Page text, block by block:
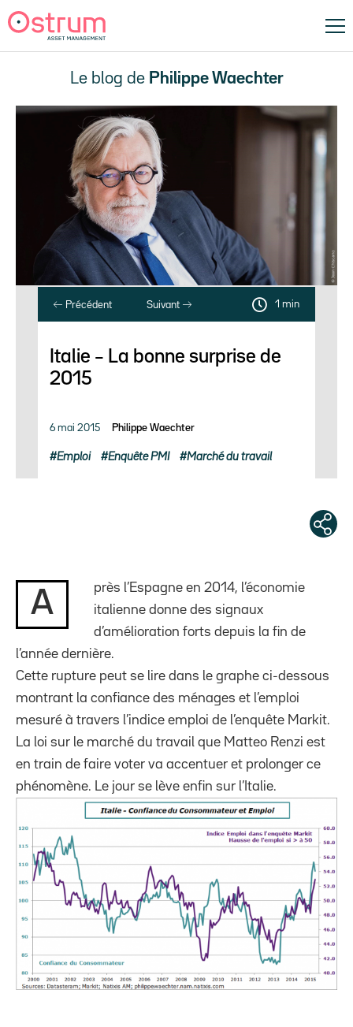
Le blog de Philippe Waechter
Précédent Suivant 1 min
Italie – La bonne surprise de
2015
6 mai 2015 Philippe Waechter
Emploi Enquête PMI Marché du travail
A
près l’Espagne en 2014, l’économie
italienne donne des signaux
d’amélioration forts depuis la fin de
l’année dernière.
Cette rupture peut se lire dans le graphe ci-dessous
montrant la confiance des ménages et l’emploi
mesuré à travers l’indice emploi de l’enquête Markit.
La loi sur le marché du travail que Matteo Renzi est
en train de faire voter va accentuer et prolonger ce
phénomène. Le jour se lève enfin sur l’Italie.